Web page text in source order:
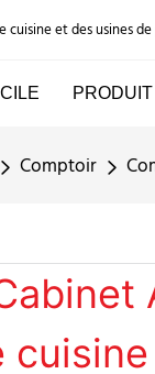
et des usines
PRODUIT
Comptoir